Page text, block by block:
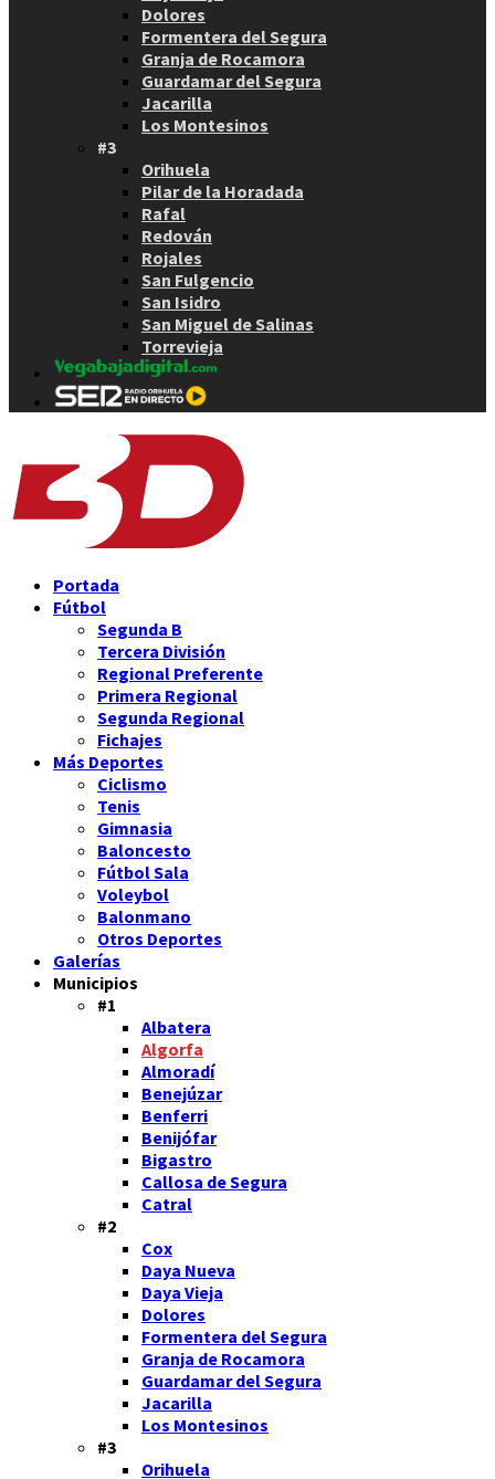
Dolores
Formentera del Segura
Granja de Rocamora
Guardamar del Segura
Jacarilla
Los Montesinos
#3
Orihuela
Pilar de la Horadada
Rafal
Redován
Rojales
San Fulgencio
San Isidro
San Miguel de Salinas
Torrevieja
Portada
Fútbol
Segunda B
Tercera División
Regional Preferente
Primera Regional
Segunda Regional
Fichajes
Más Deportes
Ciclismo
Tenis
Gimnasia
Baloncesto
Fútbol Sala
Voleybol
Balonmano
Otros Deportes
Galerías
Municipios
#1
Albatera
Algorfa
Almoradí
Benejúzar
Benferri
Benijófar
Bigastro
Callosa de Segura
Catral
#2
Cox
Daya Nueva
Daya Vieja
Dolores
Formentera del Segura
Granja de Rocamora
Guardamar del Segura
Jacarilla
Los Montesinos
#3
Orihuela